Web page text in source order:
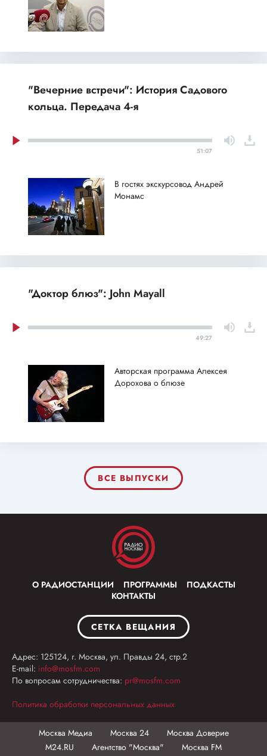
"Вечерние встречи": История Садового
кольца. Передача 4-я
51:07
В гостях экскурсовод Андрей
Монамс
"Доктор блюз": John Mayall
49:27
Авторская программа Алексея
Дорохова о блюзе
ВСЕ ВЫПУСКИ
О РАДИОСТАНЦИИ ПРОГРАММЫ
ПОДКАСТЫ
КОНТАКТЫ
СЕТКА ВЕЩАНИЯ
Адрес: 125124, г. Москва, ул. Правды 24, стр.2
E-mail: info@mosfm.com
По вопросам сотрудничества: pr@mosfm.com
Политика обработки персональных данных
Москва Медиа Москва 24
Москва Доверие
М24.RU
Агентство "Москва"
Москва FM